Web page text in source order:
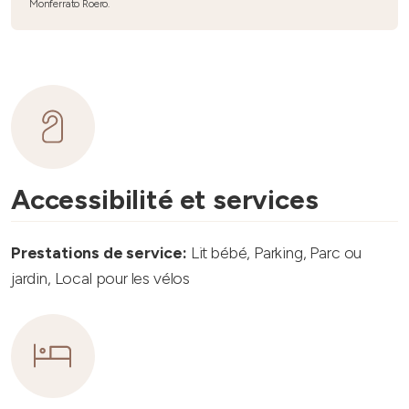
Monferrato Roero.
Accessibilité et services
Prestations de service: Lit bébé, Parking, Parc ou
jardin, Local pour les vélos